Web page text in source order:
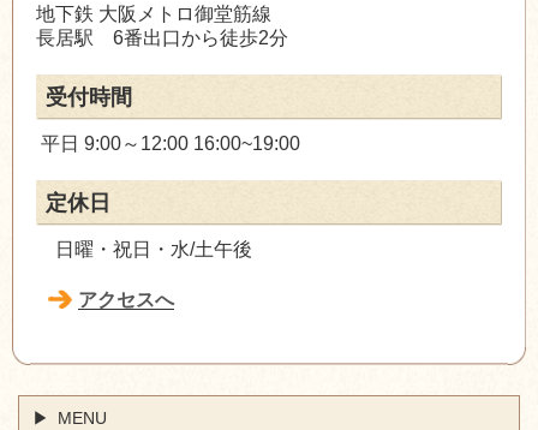
地下鉄 大阪メトロ御堂筋線
長居駅 6番出口から徒歩2分
受付時間
平日 9:00～12:00 16:00~19:00
定休日
日曜・祝日・水/土午後
アクセスへ
MENU